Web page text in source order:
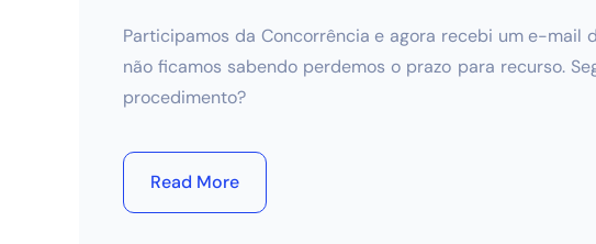
Participamos da Concorrência e agora recebi um e-
não ficamos sabendo perdemos o prazo para recurso.
procedimento?
Read More